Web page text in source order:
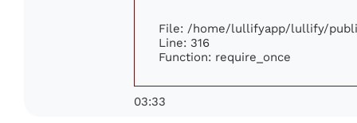
File: /home/lullifyapp/lullify/
Line: 316
Function: require_once
03:33